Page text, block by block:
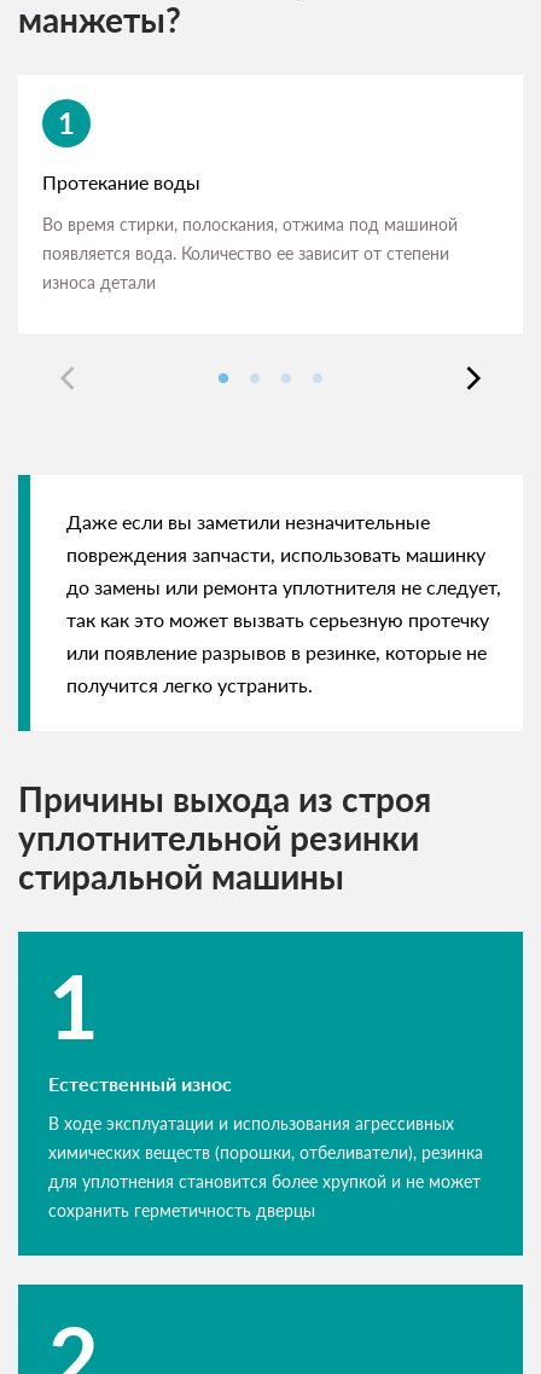
манжеты?
1
Протекание воды
Во время стирки, полоскания, отжима под машиной
появляется вода. Количество ее зависит от степени
износа детали
Даже если вы заметили незначительные
повреждения запчасти, использовать машинку
до замены или ремонта уплотнителя не следует,
так как это может вызвать серьезную протечку
или появление разрывов в резинке, которые не
получится легко устранить.
Причины выхода из строя
уплотнительной резинки
стиральной машины
Естественный износ
В ходе эксплуатации и использования агрессивных
химических веществ (порошки, отбеливатели), резинка
для уплотнения становится более хрупкой и не может
сохранить герметичность дверцы